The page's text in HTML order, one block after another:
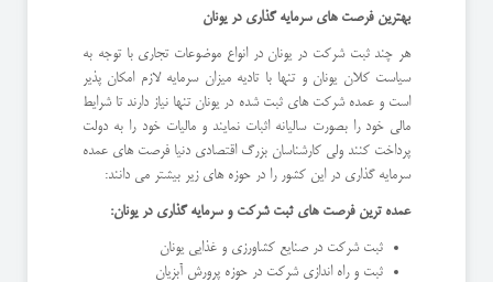
بهترین فرصت های سرمایه گذاری در یونان
هر چند ثبت شرکت در یونان در انواع موضوعات تجاری با توجه به
سیاست کلان یونان و تنها با تادیه میزان سرمایه لازم امکان پذیر
است و عمده شرکت های ثبت شده در یونان تنها نیاز دارند تا شرایط
مالی خود را بصورت سالیانه اثبات نمایند و مالیات خود را به دولت
پرداخت کنند ولی کارشناسان بزرگ اقتصادی دنیا فرصت های عمده
سرمایه گذاری در این کشور را در حوزه های زیر بیشتر می دانند:
عمده ترین فرصت های ثبت شرکت و سرمایه گذاری در یونان:
ثبت شرکت در صنایع کشاورزی و غذایی یونان
ثبت و راه اندازی شرکت در حوزه پرورش آبزیان